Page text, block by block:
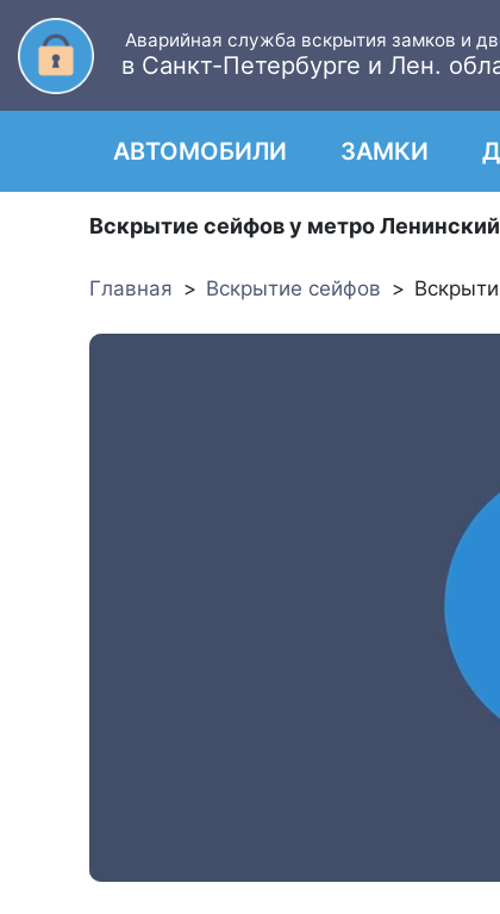
Аварийная служба вскрытия замков и
в Санкт-Петербурге и Лен.
АВТОМОБИЛИ ЗАМКИ
Вскрытие сейфов у метро
Главная Вскрытие сейфов